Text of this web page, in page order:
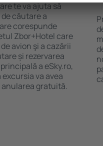
te va ajuta să
căutare a
corespunde
Zbor+Hotel care
avion şi a cazării
și rezervarea
a eSky.ro,
va avea
gratuită.